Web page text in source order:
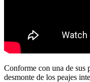
Conforme con una de sus
desmonte de los peajes